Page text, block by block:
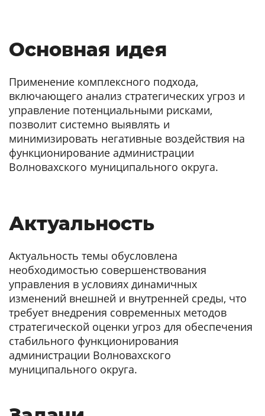
Основная идея
Применение комплексного подхода,
включающего анализ стратегических угроз и
управление потенциальными рисками,
позволит системно выявлять и
минимизировать негативные воздействия на
функционирование администрации
Волновахского муниципального округа.
Актуальность
Актуальность темы обусловлена
необходимостью совершенствования
управления в условиях динамичных
изменений внешней и внутренней среды, что
требует внедрения современных методов
стратегической оценки угроз для обеспечения
стабильного функционирования
администрации Волновахского
муниципального округа.